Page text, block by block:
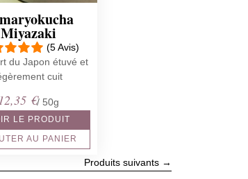
Miyazaki
(5 Avis)
du Japon étuvé et
cuit
12,35 €/ 50g
LE PRODUIT
AU PANIER
Produits suivants →